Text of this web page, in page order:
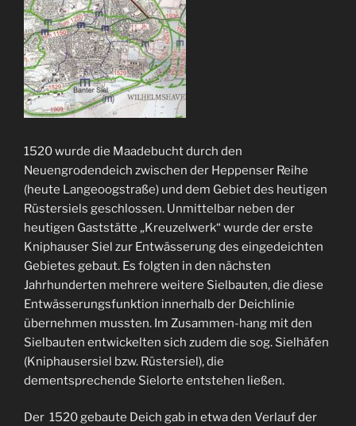
1520 wurde die Maadebucht durch den
Neuengrodendeich zwischen der Heppenser Reihe
(heute Langeoogstraße) und dem Gebiet des heutigen
Rüstersiels geschlossen. Unmittelbar neben der
heutigen Gaststätte „Kreuzelwerk“ wurde der erste
Kniphauser Siel zur Entwässerung des eingedeichten
Gebietes gebaut. Es folgten in den nächsten
Jahrhunderten mehrere weitere Sielbauten, die diese
Entwässerungsfunktion innerhalb der Deichlinie
übernehmen mussten. Im Zusammen-hang mit den
Sielbauten entwickelten sich zudem die sog. Sielhäfen
(Kniphausersiel bzw. Rüstersiel), die
dementsprechende Sielorte entstehen ließen.
Der 1520 gebaute Deich gab in etwa den Verlauf der